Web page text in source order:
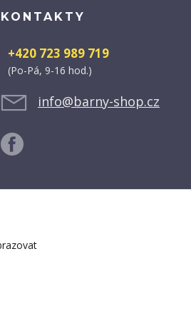
KONTAKTY
+420 723 989 719
(Po-Pá, 9-16 hod.)
info@barny-shop.cz